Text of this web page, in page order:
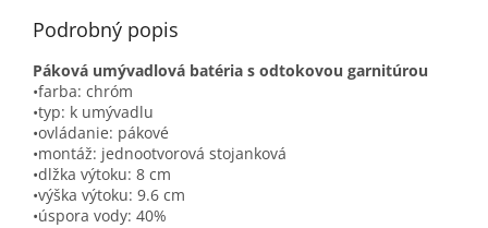
Podrobný popis
Páková umývadlová batéria s odtokovou garnitúrou
•farba: chróm
•typ: k umývadlu
•ovládanie: pákové
•montáž: jednootvorová stojanková
•dlžka výtoku: 8 cm
•výška výtoku: 9.6 cm
•úspora vody: 40%